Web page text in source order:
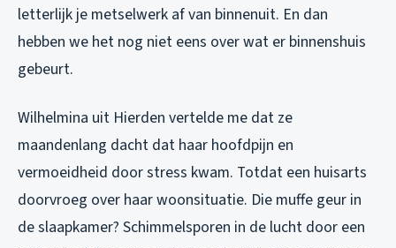
letterlijk je metselwerk af van binnenuit. En dan
hebben we het nog niet eens over wat er binnenshuis
gebeurt.
Wilhelmina uit Hierden vertelde me dat ze
maandenlang dacht dat haar hoofdpijn en
vermoeidheid door stress kwam. Totdat een huisarts
doorvroeg over haar woonsituatie. Die muffe geur in
de slaapkamer? Schimmelsporen in de lucht door een